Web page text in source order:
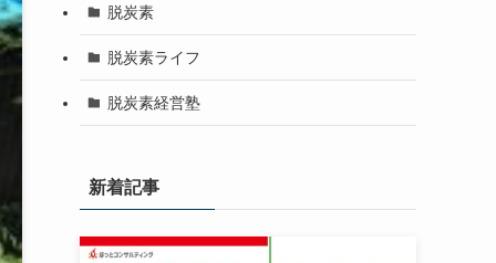
脱炭素
脱炭素ライフ
脱炭素経営塾
新着記事